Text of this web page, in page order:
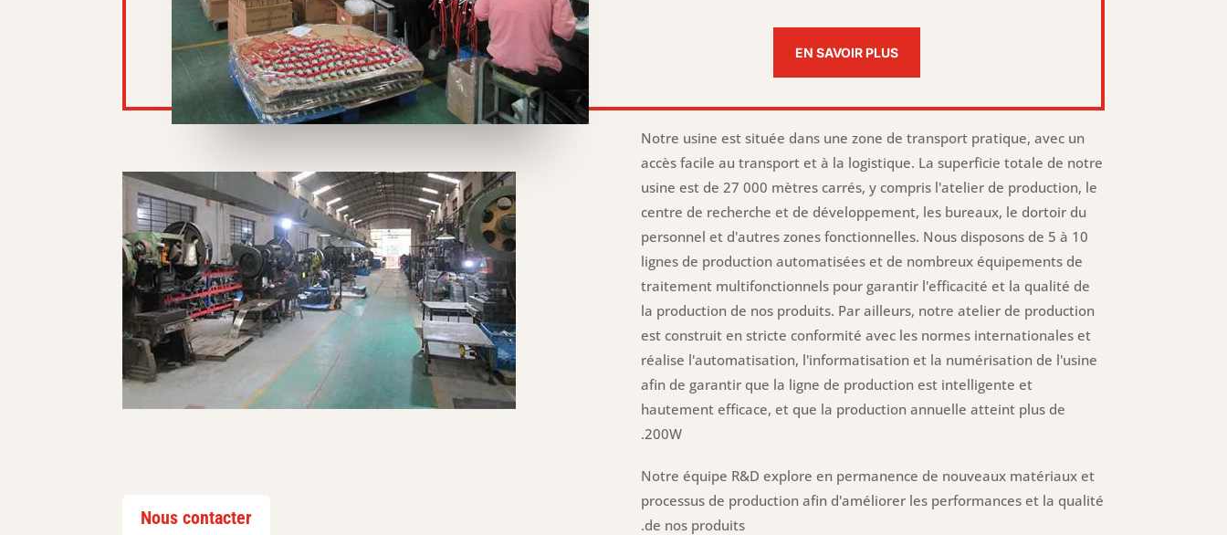
EN SAVOIR PLUS
Nous contacter
Notre usine est située dans une zone de transport pratique, avec un
accès facile au transport et à la logistique. La superficie totale de notre
usine est de 27 000 mètres carrés, y compris l'atelier de production, le
centre de recherche et de développement, les bureaux, le dortoir du
personnel et d'autres zones fonctionnelles. Nous disposons de 5 à 10
lignes de production automatisées et de nombreux équipements de
traitement multifonctionnels pour garantir l'efficacité et la qualité de
la production de nos produits. Par ailleurs, notre atelier de production
est construit en stricte conformité avec les normes internationales et
réalise l'automatisation, l'informatisation et la numérisation de l'usine
afin de garantir que la ligne de production est intelligente et
hautement efficace, et que la production annuelle atteint plus de
200W.
Notre équipe R&D explore en permanence de nouveaux matériaux et
processus de production afin d'améliorer les performances et la qualité
de nos produits.